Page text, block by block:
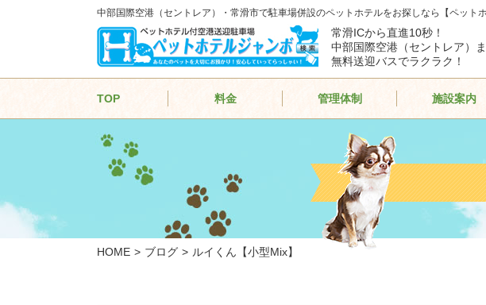
中部国際空港（セントレア）・常滑市で駐車場併設のペットホテルをお探しなら【ペットホ
常滑ICから直進10秒！
中部国際空港（セントレア）
無料送迎バスでラクラク！
TOP 料金 管理体制 施設案内
HOME ブログ ルイくん【小型Mix】